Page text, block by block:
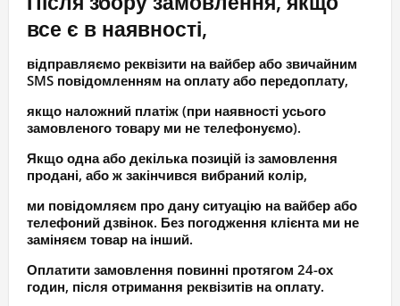
все є в наявності,
відправляємо реквізити на вайбер або звичайним
SMS повідомленням на оплату або передоплату,
якщо наложний платіж (при наявності усього
замовленого товару ми не телефонуємо).
Якщо одна або декілька позицій із замовлення
продані, або ж закінчився вибраний колір,
ми повідомляєм про дану ситуацію на вайбер або
телефоний дзвінок. Без погодження клієнта ми не
заміняєм товар на інший.
Оплатити замовлення повинні протягом 24-ох
годин, після отримання реквізитів на оплату.